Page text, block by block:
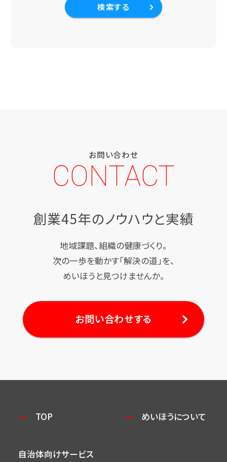
検索する
お問い合わせ
CONTACT
創業45年のノウハウと実績
地域課題、組織の健康づくり。
次の一歩を動かす「解決の道」を、
めいほうと見つけませんか。
お問い合わせする
TOP めいほうについて
自治体向けサービス